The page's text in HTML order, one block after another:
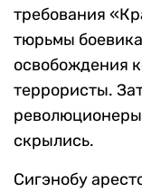
требования
тюрьмы
освобождения
террористы.
скрылись.
Сигэнобу